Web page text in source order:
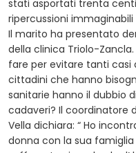
stati asportati trenta
ripercussioni
Il marito ha presentato
della clinica Triolo-
fare per evitare tanti casi
cittadini che hanno
sanitarie hanno il dubbio
cadaveri? Il coordinatore
Vella dichiara: “ Ho
donna con la sua